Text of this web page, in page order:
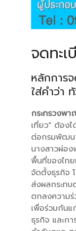
จดทะ
หลักการ
ใส่คำว่า
กระทรวงพ
เที่ยว" ต้อง
ต่อกรมพัฒน
นางสาวผ่อ
พื้นที่ของไทย
จัดตั้งธุรกิจ
ส่งผลกระท
ตกลงความ
เพื่อร่วมกัน
ธุรกิจ และก